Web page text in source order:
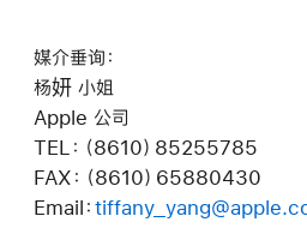
媒介垂询：
杨妍 小姐
Apple 公司
TEL：（8610）85255785
FAX：（8610）65880430
Email：